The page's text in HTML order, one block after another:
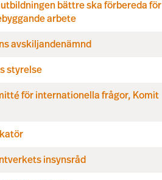
bättre ska förbereda för
arbete
avskiljandenämnd
styrelse
för internationella frågor, Komit
insynsråd